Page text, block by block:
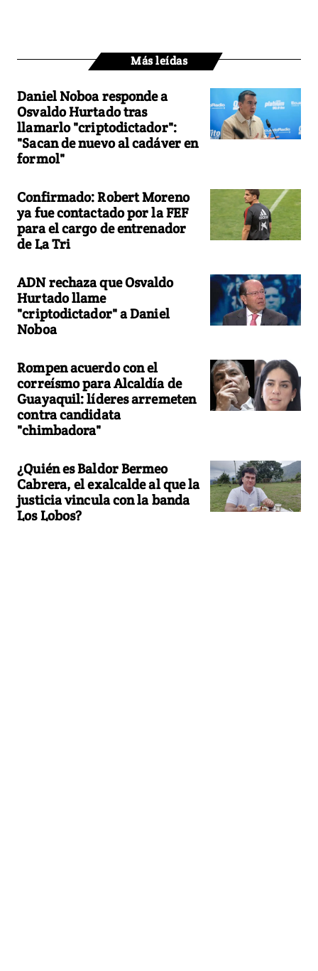
Más leídas
Daniel Noboa responde a
Osvaldo Hurtado tras
llamarlo "criptodictador":
"Sacan de nuevo al cadáver en
formol"
Confirmado: Robert Moreno
ya fue contactado por la FEF
para el cargo de entrenador
de La Tri
ADN rechaza que Osvaldo
Hurtado llame
"criptodictador" a Daniel
Noboa
Rompen acuerdo con el
correísmo para Alcaldía de
Guayaquil: líderes arremeten
contra candidata
"chimbadora"
¿Quién es Baldor Bermeo
Cabrera, el exalcalde al que la
justicia vincula con la banda
Los Lobos?